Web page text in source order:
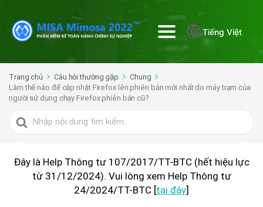
Tiếng Việt
Trang chủ Câu hỏi thường gặp
Chung
Làm thế nào để cập nhật Firefox lên phiên bản mới nhất do máy trạm của
người sử dụng chạy Firefox phiên bản cũ?
Tìm
kiếm
Đây là Help Thông tư 107/2017/TT-BTC (hết hiệu lực
từ 31/12/2024). Vui lòng xem Help Thông tư
24/2024/TT-BTC [tại đây]